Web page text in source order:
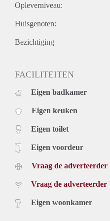
Opleverniveau:
Huisgenoten:
Bezichtiging
FACILITEITEN
Eigen badkamer
Eigen keuken
Eigen toilet
Eigen voordeur
Vraag de adverteerder
Vraag de adverteerder
Eigen woonkamer